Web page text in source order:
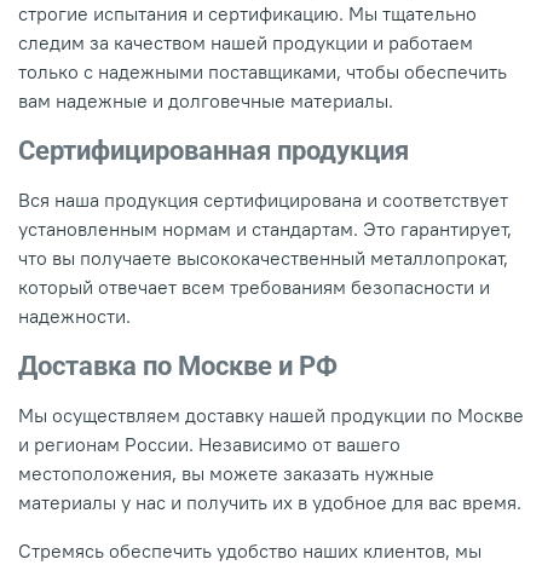
строгие испытания и сертификацию. Мы тщательно
следим за качеством нашей продукции и работаем
только с надежными поставщиками, чтобы обеспечить
вам надежные и долговечные материалы.
Сертифицированная продукция
Вся наша продукция сертифицирована и соответствует
установленным нормам и стандартам. Это гарантирует,
что вы получаете высококачественный металлопрокат,
который отвечает всем требованиям безопасности и
надежности.
Доставка по Москве и РФ
Мы осуществляем доставку нашей продукции по Москве
и регионам России. Независимо от вашего
местоположения, вы можете заказать нужные
материалы у нас и получить их в удобное для вас время.
Стремясь обеспечить удобство наших клиентов, мы